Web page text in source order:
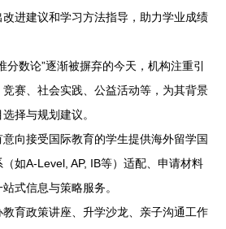
进建议和学习方法指导，助力学业成绩
分数论”逐渐被摒弃的今天，机构注重引
赛、社会实践、公益活动等，为其背景
择与规划建议。
意向接受国际教育的学生提供海外留学国
如A-Level, AP, IB等）适配、申请材料
式信息与策略服务。
教育政策讲座、升学沙龙、亲子沟通工作